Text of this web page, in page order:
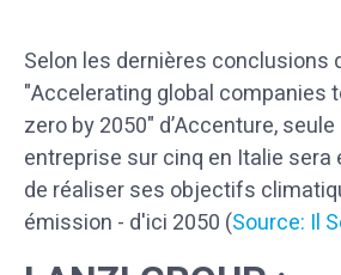
Selon les dernières conclusions
"Accelerating global companies
zero by 2050" d’Accenture, seule
entreprise sur cinq en Italie sera
de réaliser ses objectifs
émission - d'ici 2050 (Source: Il